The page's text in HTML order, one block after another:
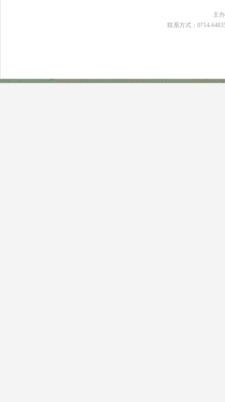
主
联系方式：0714-